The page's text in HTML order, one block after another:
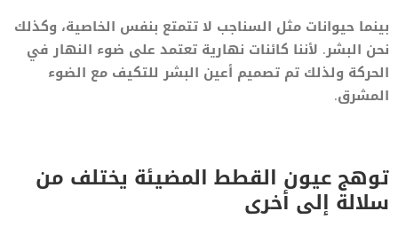
بينما حيوانات مثل السناجب لا تتمتع بنفس الخاصية، وكذلك
نحن البشر. لأننا كائنات نهارية تعتمد على ضوء النهار في
الحركة ولذلك تم تصميم أعين البشر للتكيف مع الضوء
المشرق.
توهج عيون القطط المضيئة يختلف من
سلالة إلى أخرى